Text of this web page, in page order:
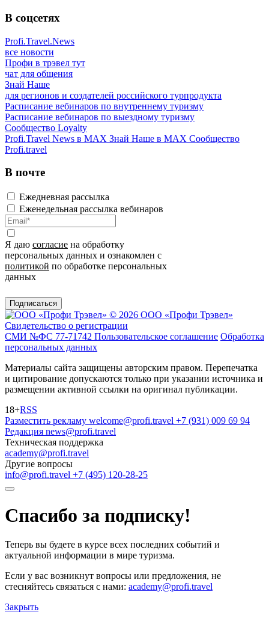
В соцсетях
Profi.Travel.News
все новости
Профи в трэвел тут
чат для общения
Знай Наше
для регионов и создателей российского турпродукта
Расписание вебинаров по внутреннему туризму
Расписание вебинаров по выездному туризму
Сообщество Loyalty
Profi.Travel News в MAX Знай Наше в MAX Сообщество
Profi.travel
В почте
Ежедневная рассылка
Еженедельная рассылка вебинаров
Я даю согласие на обработку
персональных данных и ознакомлен с
политикой по обработке персональных
данных
Подписаться
© 2026 ООО «Профи Трэвeл»
Свидетельство о регистрации
СМИ №ФС 77-71742 Пользовательское соглашение Обработка
персональных данных
Материалы сайта защищены авторским правом. Перепечатка
и цитирование допускаются только при указании источника и
размещении активной ссылки на оригинал публикации.
18+RSS
Разместить рекламу welcome@profi.travel +7 (931) 009 69 94
Редакция news@profi.travel
Техническая поддержка
academy@profi.travel
Другие вопросы
info@profi.travel +7 (495) 120-28-25
Спасибо за подписку!
Теперь вы будете в курсе всех последних событий и
актуальной информации в мире туризма.
Если у вас возникнут вопросы или предложения, не
стесняйтесь связаться с нами: academy@profi.travel
Закрыть